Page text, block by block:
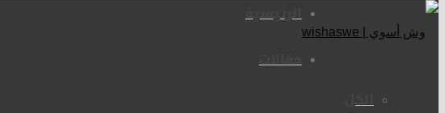
الرئيسية
مقالات
الكل